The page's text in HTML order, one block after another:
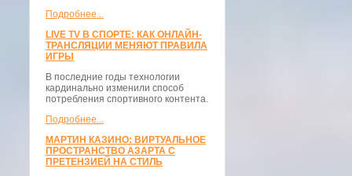
Подробнее...
LIVE TV В СПОРТЕ: КАК ОНЛАЙН-
ТРАНСЛЯЦИИ МЕНЯЮТ ПРАВИЛА
ИГРЫ
В последние годы технологии
кардинально изменили способ
потребления спортивного контента.
Подробнее...
МАРТИН КАЗИНО: ВИРТУАЛЬНОЕ
ПРОСТРАНСТВО АЗАРТА С
ПРЕТЕНЗИЕЙ НА СТИЛЬ